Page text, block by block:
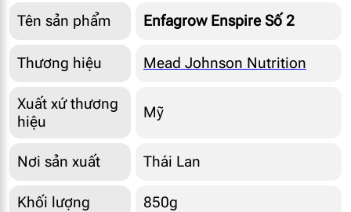
Tên sản phẩm Enfagrow Enspire Số 2
Thương hiệu Mead Johnson Nutrition
Xuất xứ thương
hiệu
Mỹ
Nơi sản xuất Thái Lan
Khối lượng 850g